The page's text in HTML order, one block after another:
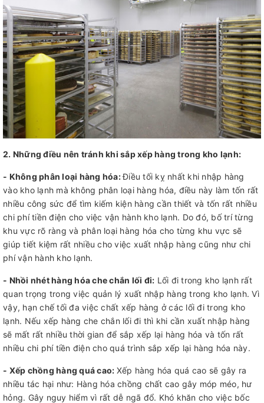
2. Những điều nên tránh khi sắp xếp hàng trong kho lạnh:
- Không phân loại hàng hóa:Điều tối kỵ nhất khi nhập hàng
vào kho lạnh mà không phân loại hàng hóa, điều này làm tốn rất
nhiều công sức để tìm kiếm kiện hàng cần thiết và tốn rất nhiều
chi phí tiền điện cho việc vận hành kho lạnh. Do đó, bố trí từng
khu vực rõ ràng và phân loại hàng hóa cho từng khu vực sẽ
giúp tiết kiệm rất nhiều cho việc xuất nhập hàng cũng như chi
phí vận hành kho lạnh.
- Nhồi nhét hàng hóa che chắn lối đi: Lối đi trong kho lạnh rất
quan trọng trong việc quản lý xuất nhập hàng trong kho lạnh. Vì
vậy, hạn chế tối đa việc chất xếp hàng ở các lối đi trong kho
lạnh. Nếu xếp hàng che chắn lối đi thì khi cần xuất nhập hàng
sẽ mất rất nhiều thời gian để sắp xếp lại hàng hóa và tốn rất
nhiều chi phí tiền điện cho quá trình sắp xếp lại hàng hóa này.
- Xếp chồng hàng quá cao: Xếp hàng hóa quá cao sẽ gây ra
nhiều tác hại như: Hàng hóa chồng chất cao gây móp méo, hư
hỏng. Gây nguy hiểm vì rất dễ ngã đổ. Khó khăn cho việc bốc